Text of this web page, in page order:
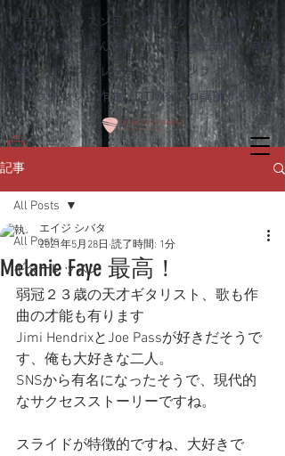
リモートレッスン可！熊本市のギター教室 ゆ
めタウンはませんすぐ近く｜Dagocomfy 音楽
教室 ボイストレーニング オンラインレッス
ン、ウクレレ、作曲、DTMをプロ講師から学ぶ
記事
All Posts
ギターレッスン
All Posts
Melanie Faye 最高！
エイジ シバタ
2021年5月28日 読了時間: 1分
弱冠２３歳の天才ギタリスト、歌も作
曲の才能も有ります
Jimi HendrixとJoe Passが好きだそうで
す、俺も大好きな二人。
SNSから有名になったそうで、現代的
なサクセスストーリーですね。
スライドが特徴的ですね、大好きで